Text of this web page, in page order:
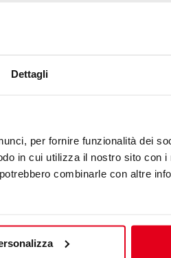
Dettagli
per fornire funzionalità dei
in cui utilizza il nostro sito con
combinarle con altre
время, не
интересным
должность в